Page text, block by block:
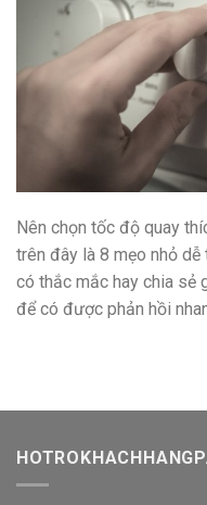
Nên chọn tốc độ quay
trên đây là 8 mẹo nhỏ
có thắc mắc hay chia sẻ
để có được phản hồi